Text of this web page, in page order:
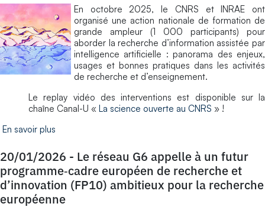
En octobre 2025, le CNRS et INRAE ont
organisé une action nationale de formation de
grande ampleur (1 000 participants) pour
aborder la recherche d’information assistée par
intelligence artificielle : panorama des enjeux,
usages et bonnes pratiques dans les activités
de recherche et d’enseignement.
Le replay vidéo des interventions est disponible sur la
chaîne Canal-U « La science ouverte au CNRS » !
En savoir plus
20/01/2026 - Le réseau G6 appelle à un futur
programme‑cadre européen de recherche et
d’innovation (FP10) ambitieux pour la recherche
européenne